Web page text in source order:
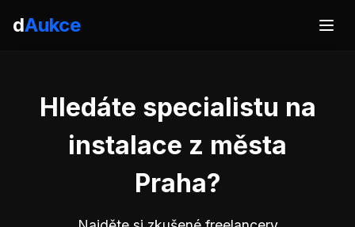
dAukce
Hledáte specialistu na
instalace z města
Praha?